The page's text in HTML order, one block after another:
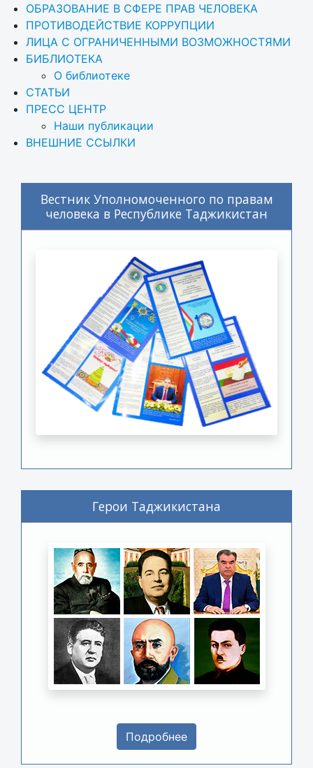
ОБРАЗОВАНИЕ В СФЕРЕ ПРАВ ЧЕЛОВЕКА
ПРОТИВОДЕЙСТВИЕ КОРРУПЦИИ
ЛИЦА С ОГРАНИЧЕННЫМИ ВОЗМОЖНОСТЯМИ
БИБЛИОТЕКА
О библиотеке
СТАТЬИ
ПРЕСС ЦЕНТР
Наши публикации
ВНЕШНИЕ ССЫЛКИ
Вестник Уполномоченного по правам
человека в Республике Таджикистан
Герои Таджикистана
Подробнее